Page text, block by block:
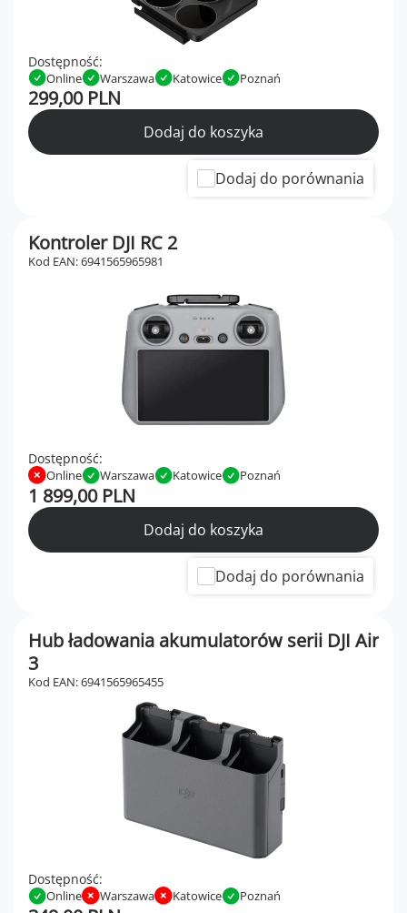
Dostępność:
Online Warszawa Katowice Poznań
299,00 PLN
Dodaj do koszyka
Dodaj do porównania
Kontroler DJI RC 2
Kod EAN: 6941565965981
Dostępność:
Online Warszawa Katowice Poznań
1 899,00 PLN
Dodaj do koszyka
Dodaj do porównania
Hub ładowania akumulatorów serii DJI Air
3
Kod EAN: 6941565965455
Dostępność:
Online Warszawa Katowice Poznań